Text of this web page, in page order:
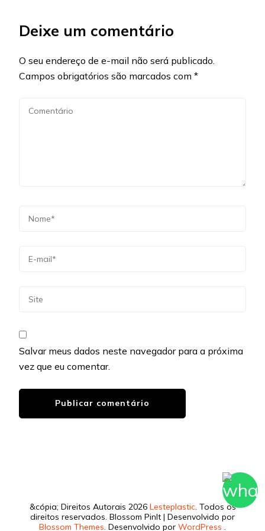
Deixe um comentário
O seu endereço de e-mail não será publicado.
Campos obrigatórios são marcados com *
Salvar meus dados neste navegador para a próxima
vez que eu comentar.
&cópia; Direitos Autorais 2026 Lesteplastic. Todos os
direitos reservados. Blossom PinIt | Desenvolvido por
Blossom Themes. Desenvolvido por WordPress .